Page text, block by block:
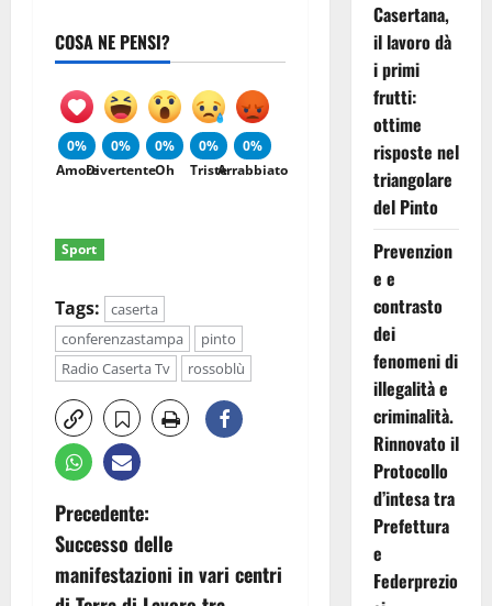
COSA NE PENSI?
0%
Amore
0%
Divertente
0%
Oh
0%
Triste
0%
Arrabbiato
Sport
Tags:
caserta
conferenzastampa
pinto
Radio Caserta Tv
rossoblù
N
a
Precedente:
Successo delle
manifestazioni in vari centri
Casertana,
il lavoro dà
i primi
frutti:
ottime
risposte nel
triangolare
del Pinto
Prevenzion
e e
contrasto
dei
fenomeni di
illegalità e
criminalità.
Rinnovato il
Protocollo
d’intesa tra
Prefettura
e
Federprezio